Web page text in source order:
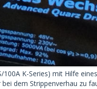
K-Series) mit Hilfe
dem Strippenverhau zu